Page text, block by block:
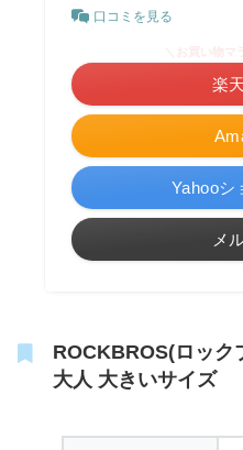
口コミを見る
楽
Yahooシ
メ
ROCKBROS(ロック
大人 大きいサイズ